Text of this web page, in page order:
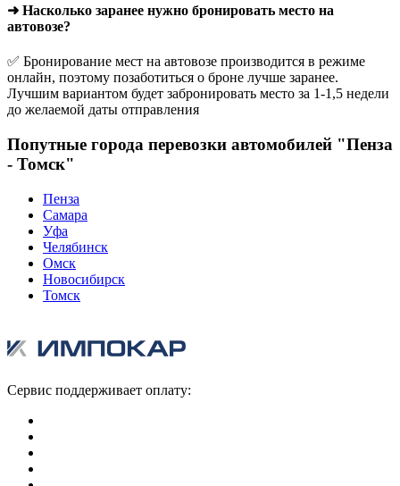
➜ Насколько заранее нужно бронировать место на
автовозе?
✅ Бронирование мест на автовозе производится в режиме
онлайн, поэтому позаботиться о броне лучше заранее.
Лучшим вариантом будет забронировать место за 1-1,5 недели
до желаемой даты отправления
Попутные города перевозки автомобилей "Пенза
- Томск"
Пенза
Самара
Уфа
Челябинск
Омск
Новосибирск
Томск
Сервис поддерживает оплату: